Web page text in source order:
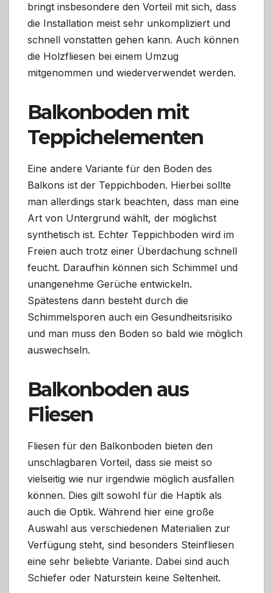
bringt insbesondere den Vorteil mit sich, dass
die Installation meist sehr unkompliziert und
schnell vonstatten gehen kann. Auch können
die Holzfliesen bei einem Umzug
mitgenommen und wiederverwendet werden.
Balkonboden mit
Teppichelementen
Eine andere Variante für den Boden des
Balkons ist der Teppichboden. Hierbei sollte
man allerdings stark beachten, dass man eine
Art von Untergrund wählt, der möglichst
synthetisch ist. Echter Teppichboden wird im
Freien auch trotz einer Überdachung schnell
feucht. Daraufhin können sich Schimmel und
unangenehme Gerüche entwickeln.
Spätestens dann besteht durch die
Schimmelsporen auch ein Gesundheitsrisiko
und man muss den Boden so bald wie möglich
auswechseln.
Balkonboden aus
Fliesen
Fliesen für den Balkonboden bieten den
unschlagbaren Vorteil, dass sie meist so
vielseitig wie nur irgendwie möglich ausfallen
können. Dies gilt sowohl für die Haptik als
auch die Optik. Während hier eine große
Auswahl aus verschiedenen Materialien zur
Verfügung steht, sind besonders Steinfliesen
eine sehr beliebte Variante. Dabei sind auch
Schiefer oder Naturstein keine Seltenheit.